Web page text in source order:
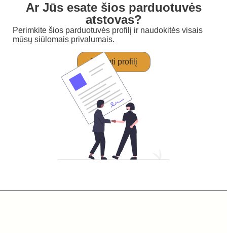
Ar Jūs esate šios parduotuvės
atstovas?
Perimkite šios parduotuvės profilį ir naudokitės visais
mūsų siūlomais privalumais.
Perimti profilį